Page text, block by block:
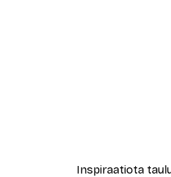
Inspiraatiota